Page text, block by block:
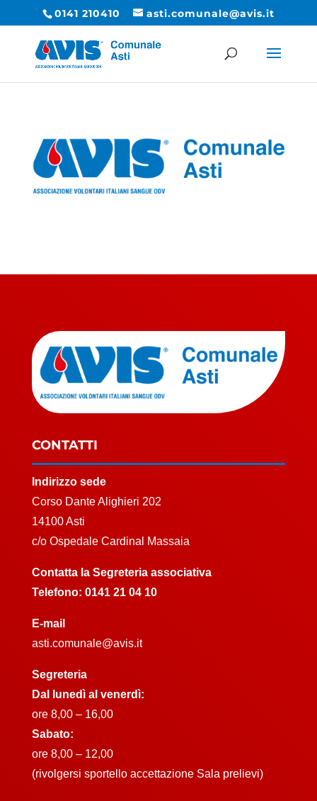
0141 210410 asti.comunale@avis.it
CONTATTI
Indirizzo sede
Corso Dante Alighieri 202
14100 Asti
c/o Ospedale Cardinal Massaia
Contatta la Segreteria associativa
Telefono: 0141 21 04 10
E-mail
asti.comunale@avis.it
Segreteria
Dal lunedì al venerdì:
ore 8,00 – 16,00
Sabato:
ore 8,00 – 12,00
(rivolgersi sportello accettazione Sala prelievi)